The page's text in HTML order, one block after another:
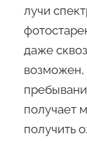
лучи
даже
возможен,
получает
получить